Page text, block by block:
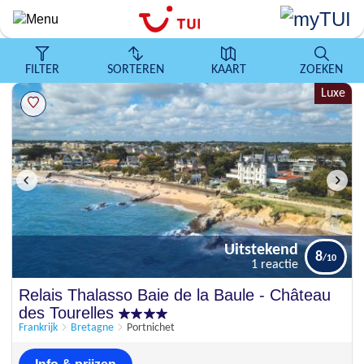
Overslaan
en
algemene
inhoud
gaan
FILTER SORTEREN KAART
ZOEKEN
Luxe
Uitstekend 8
Relais Thalasso Baie de la Baule - Château
des Tourelles
Frankrijk Bretagne Portnichet
Uitstekend
1 reactie
8